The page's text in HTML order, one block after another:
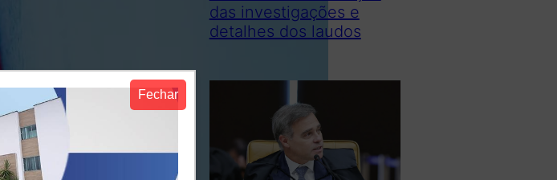
Fechar
das investigações e
detalhes dos laudos